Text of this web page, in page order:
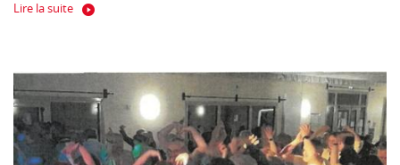
Lire la suite